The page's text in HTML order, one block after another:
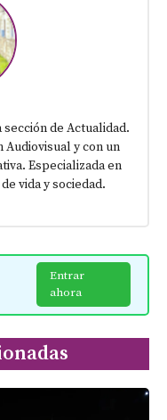
de Actualidad.
Audiovisual y con un
Especializada en
vida y sociedad.
Entrar
ahora